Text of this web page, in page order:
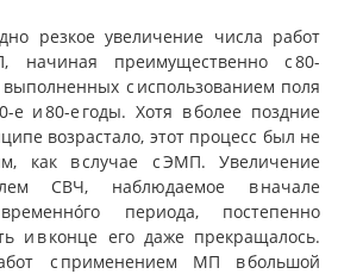
резкое увеличение числа работ
начиная преимущественно с 80-
выполненных с использованием поля
е и 80-е годы. Хотя в более поздние
возрастало, этот процесс был не
как в случае с ЭМП. Увеличение
СВЧ, наблюдаемое в начале
периода, постепенно
и в конце его даже прекращалось.
с применением МП в большой